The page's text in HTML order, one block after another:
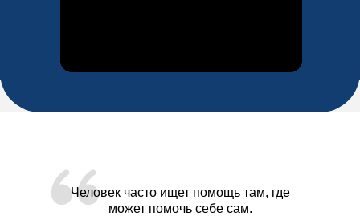
Человек часто ищет помощь там, где
может помочь себе сам.